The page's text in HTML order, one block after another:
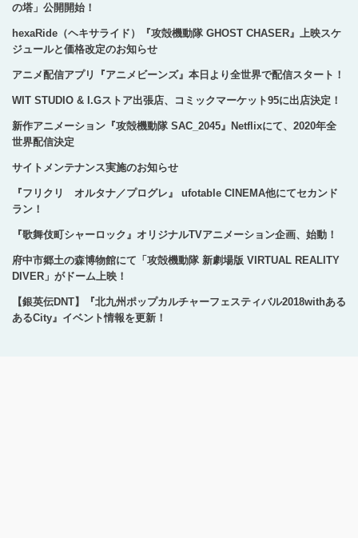
の塔」公開開始！
hexaRide（ヘキサライド）『攻殻機動隊 GHOST CHASER』上映スケ
ジュールと価格改定のお知らせ
アニメ配信アプリ『アニメビーンズ』本日より全世界で配信スタート！
WIT STUDIO & I.Gストア出張店、コミックマーケット95に出店決定！
新作アニメーション『攻殻機動隊 SAC_2045』Netflixにて、2020年全
世界配信決定
サイトメンテナンス実施のお知らせ
『フリクリ オルタナ／プログレ』 ufotable CINEMA他にてセカンド
ラン！
『歌舞伎町シャーロック』オリジナルTVアニメーション企画、始動！
府中市郷土の森博物館にて「攻殻機動隊 新劇場版 VIRTUAL REALITY
DIVER」がドーム上映！
【銀英伝DNT】『北九州ポップカルチャーフェスティバル2018withある
あるCity』イベント情報を更新！